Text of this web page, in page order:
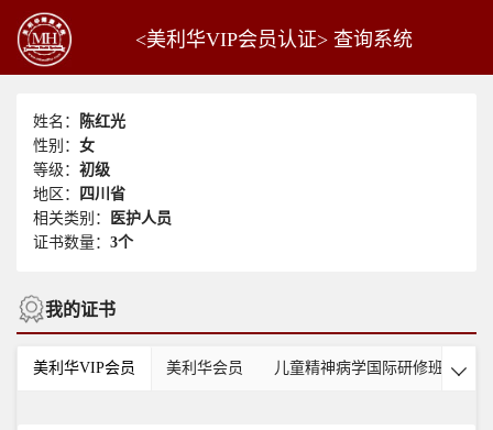
<美利华VIP会员认证> 查询系统
姓名：
陈红光
性别： 女
等级： 初级
地区：
四川省
相关类别：
医护人员
证书数量： 3个
我的证书
美利华VIP会员 美利华会员 儿童精神病学国际研修班 